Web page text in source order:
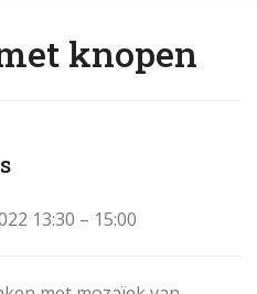
knopen
13:30 – 15:00